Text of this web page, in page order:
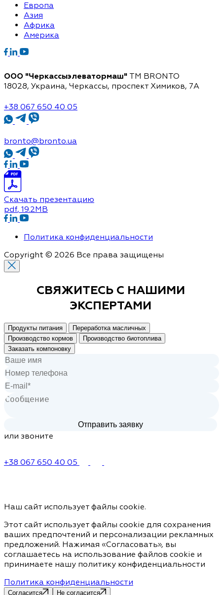
Европа
Азия
Африка
Америка
ООО "Черкассыэлеватормаш" TM BRONTO
18028, Украина, Черкассы, проспект Химиков, 7A
+38 067 650 40 05
bronto@bronto.ua
Скачать презентацию
pdf, 19.2MB
Политика конфиденциальности
Copyright © 2026 Все права защищены
СВЯЖИТЕСЬ С НАШИМИ
ЭКСПЕРТАМИ
Продукты питания
Переработка масличных
Производство кормов
Производство биотоплива
Заказать компоновку
или звоните
+38 067 650 40 05
Наш сайт использует файлы cookie.
Этот сайт использует файлы cookie для сохранения
ваших предпочтений и персонализации рекламных
предложений. Нажимая «Согласовать», вы
соглашаетесь на использование файлов cookie и
принимаете нашу политику конфиденциальности
Политика конфиденциальности
Согласится Не согласится